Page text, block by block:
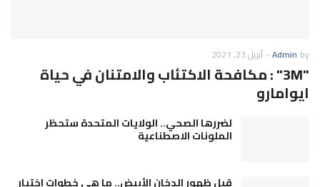
by
Admin
- أبريل 23, 2021
"3M" : مكافحة الاكتئاب والامتنان في حياة
ايوامارو
لضررها الصحي.. الولايات المتحدة ستحظر
الملونات الاصطناعية
قبل ظهور الدخان الأبيض.. ما هي خطوات اختيار